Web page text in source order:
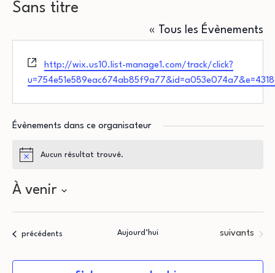
Sans titre
« Tous les Évènements
Site
web
http://wix.us10.list-manage1.com/track/click?
Évènements dans ce organisateur
Notice
Aucun résultat trouvé.
À venir
Sélectionnez
Évènements
précédents Aujourd’hui Évènements
suivants